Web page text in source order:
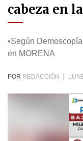
cabeza en
•Según
en MORENA
POR REDACCIÓN